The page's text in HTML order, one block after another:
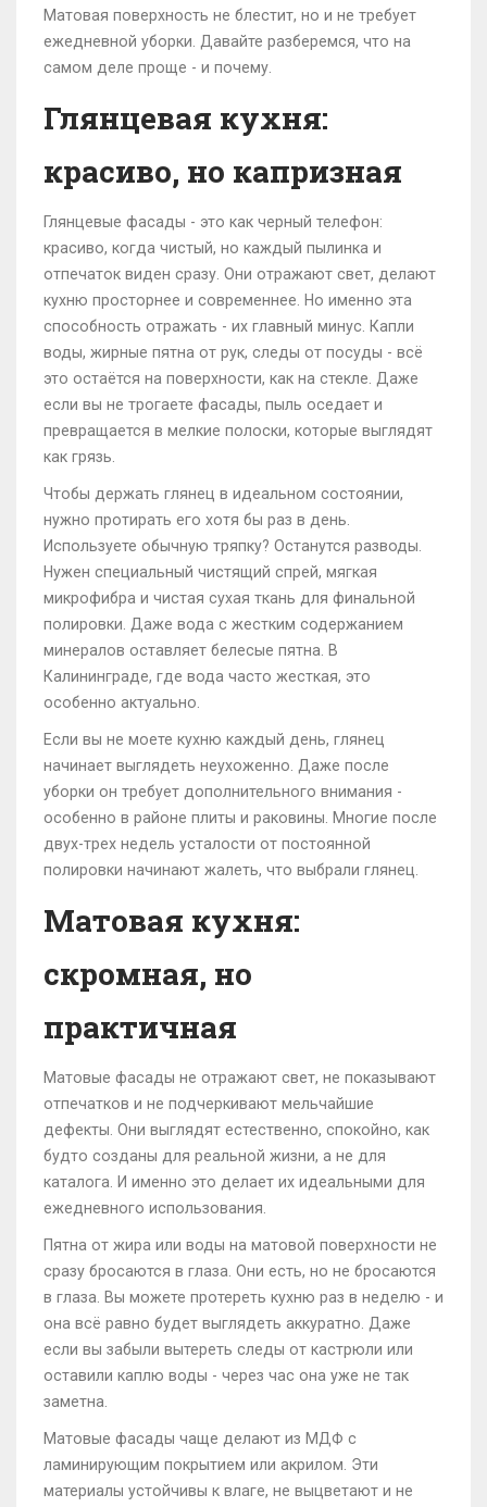
Матовая поверхность не блестит, но и не требует
ежедневной уборки. Давайте разберемся, что на
самом деле проще - и почему.
Глянцевая кухня:
красиво, но капризная
Глянцевые фасады - это как черный телефон:
красиво, когда чистый, но каждый пылинка и
отпечаток виден сразу. Они отражают свет, делают
кухню просторнее и современнее. Но именно эта
способность отражать - их главный минус. Капли
воды, жирные пятна от рук, следы от посуды - всё
это остаётся на поверхности, как на стекле. Даже
если вы не трогаете фасады, пыль оседает и
превращается в мелкие полоски, которые выглядят
как грязь.
Чтобы держать глянец в идеальном состоянии,
нужно протирать его хотя бы раз в день.
Используете обычную тряпку? Останутся разводы.
Нужен специальный чистящий спрей, мягкая
микрофибра и чистая сухая ткань для финальной
полировки. Даже вода с жестким содержанием
минералов оставляет белесые пятна. В
Калининграде, где вода часто жесткая, это
особенно актуально.
Если вы не моете кухню каждый день, глянец
начинает выглядеть неухоженно. Даже после
уборки он требует дополнительного внимания -
особенно в районе плиты и раковины. Многие после
двух-трех недель усталости от постоянной
полировки начинают жалеть, что выбрали глянец.
Матовая кухня:
скромная, но
практичная
Матовые фасады не отражают свет, не показывают
отпечатков и не подчеркивают мельчайшие
дефекты. Они выглядят естественно, спокойно, как
будто созданы для реальной жизни, а не для
каталога. И именно это делает их идеальными для
ежедневного использования.
Пятна от жира или воды на матовой поверхности не
сразу бросаются в глаза. Они есть, но не бросаются
в глаза. Вы можете протереть кухню раз в неделю - и
она всё равно будет выглядеть аккуратно. Даже
если вы забыли вытереть следы от кастрюли или
оставили каплю воды - через час она уже не так
заметна.
Матовые фасады чаще делают из МДФ с
ламинирующим покрытием или акрилом. Эти
материалы устойчивы к влаге, не выцветают и не